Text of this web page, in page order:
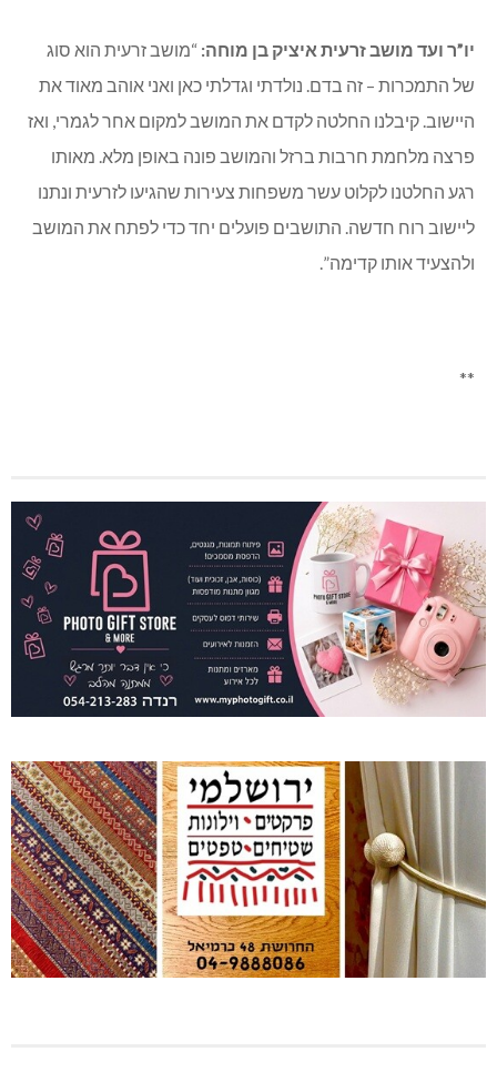
יו”ר ועד מושב זרעית איציק בן מוחה: “מושב זרעית הוא סוג
של התמכרות – זה בדם. נולדתי וגדלתי כאן ואני אוהב מאוד את
היישוב. קיבלנו החלטה לקדם את המושב למקום אחר לגמרי, ואז
פרצה מלחמת חרבות ברזל והמושב פונה באופן מלא. מאותו
רגע החלטנו לקלוט עשר משפחות צעירות שהגיעו לזרעית ונתנו
ליישוב רוח חדשה. התושבים פועלים יחד כדי לפתח את המושב
ולהצעיד אותו קדימה”.
**